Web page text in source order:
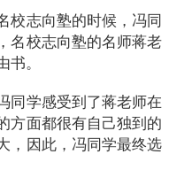
校志向塾的时候，冯同
名校志向塾的名师蒋老
书。
同学感受到了蒋老师在
方面都很有自己独到的
，因此，冯同学最终选